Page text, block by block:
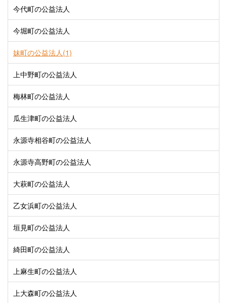
今代町の公益法人
今堀町の公益法人
妹町の公益法人(1)
上中野町の公益法人
梅林町の公益法人
瓜生津町の公益法人
永源寺相谷町の公益法人
永源寺高野町の公益法人
大萩町の公益法人
乙女浜町の公益法人
垣見町の公益法人
綺田町の公益法人
上麻生町の公益法人
上大森町の公益法人